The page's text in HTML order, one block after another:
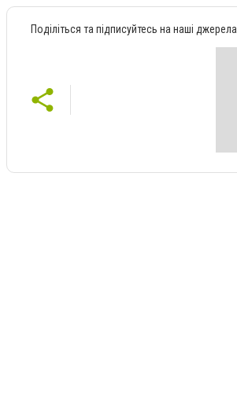
Поділіться та підписуйтесь на наші джерела